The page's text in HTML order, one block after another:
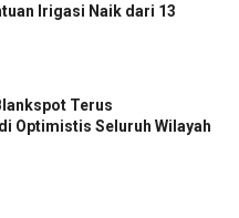
Irigasi Naik dari 13
Terus
Optimistis Seluruh Wilayah